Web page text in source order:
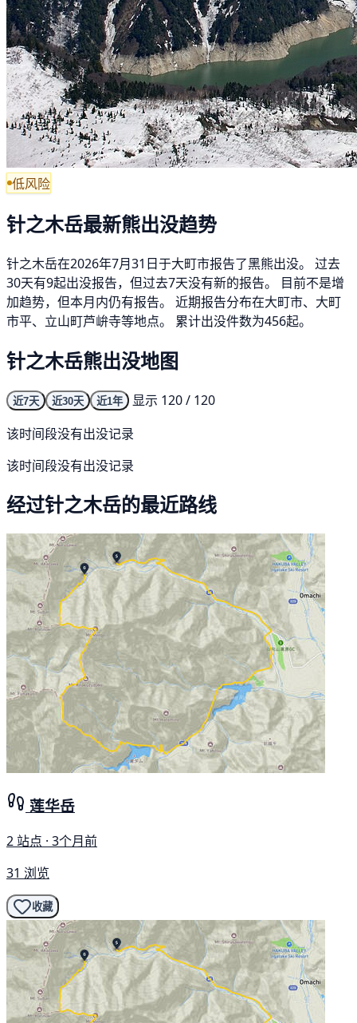
低风险
针之木岳最新熊出没趋势
针之木岳在2026年7月31日于大町市报告了黑熊出没。 过去
30天有9起出没报告，但过去7天没有新的报告。 目前不是增
加趋势，但本月内仍有报告。 近期报告分布在大町市、大町
市平、立山町芦峅寺等地点。 累计出没件数为456起。
针之木岳熊出没地图
近7天 近30天 近1年
显示 120 / 120
该时间段没有出没记录
该时间段没有出没记录
经过针之木岳的最近路线
莲华岳
2 站点 · 3个月前
31 浏览
收藏